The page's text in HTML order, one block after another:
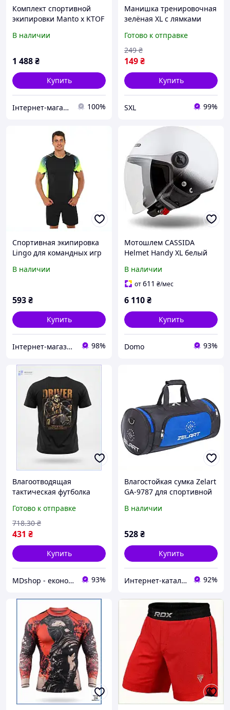
Комплект спортивной
экипировки Manto x KTOF
тренировок
В наличии
1 488₴
Купить
Інтернет-магазин "OM" 100%
Манишка тренировочная
зелёная XL с лямками
спортивной команды
экипировка
Готово к отправке
149₴
249 ₴
Купить
SXL 99%
Спортивная экипировка
Lingo для командных игр
В наличии
593₴
Купить
Інтернет-магазин NeonLemon 98%
Мотошлем CASSIDA
Helmet Handy XL белый
В наличии
от611 ₴/мес
6 110₴
Купить
Domo 93%
Влагоотводящая
тактическая футболка
тренировочная
экипировка для
военнослужащих МШоп1
Готово к отправке
431 ₴
718.30 ₴
Купить
MDshop - економія поруч 93%
Влагостойкая сумка Zelart
GA-9787 для спортивной
В наличии
528₴
Купить
Интернет-каталог скидок "BAGSPACE.ua" 92%